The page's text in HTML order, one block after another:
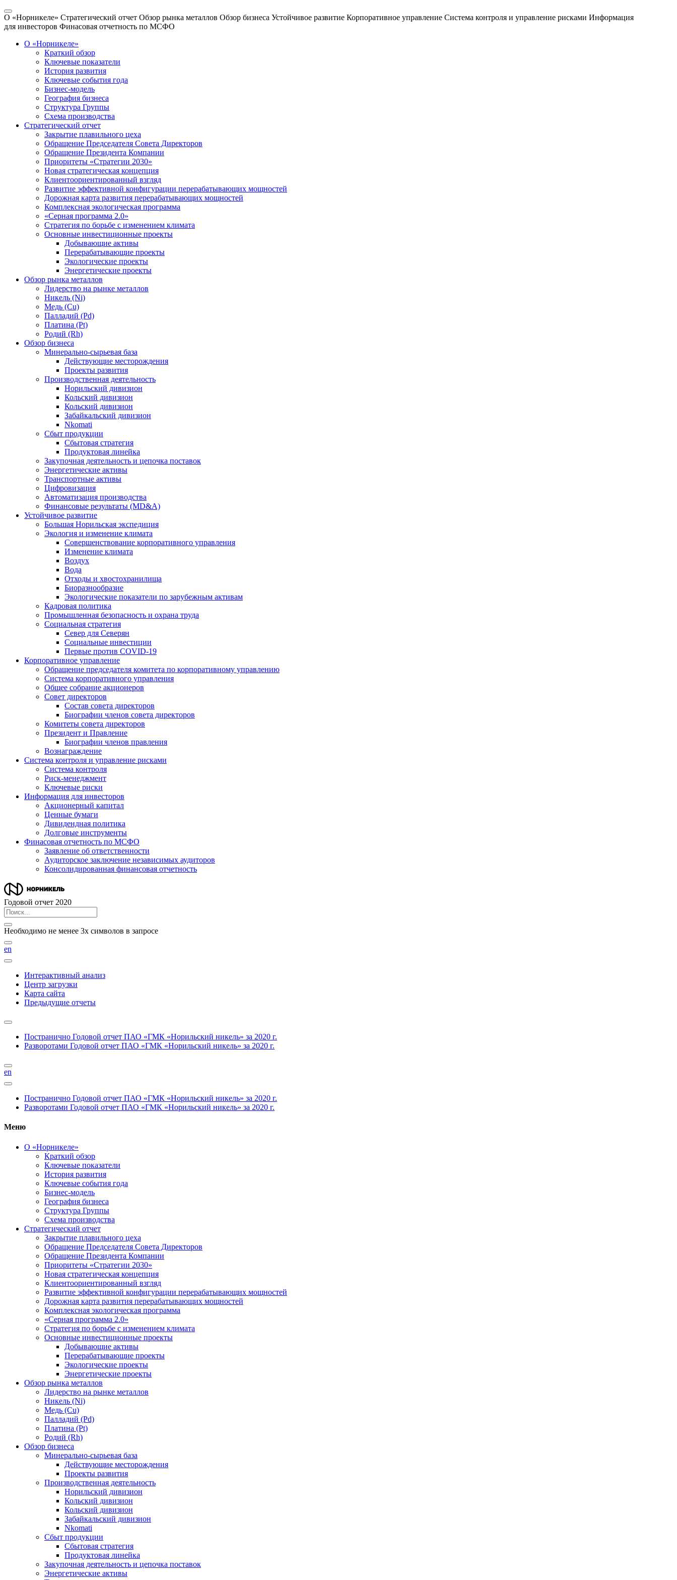
О «Норникеле» Стратегический отчет Обзор рынка металлов Обзор бизнеса Устойчивое развитие Корпоративное управление Система контроля и управление рисками Информация
для инвесторов Финасовая отчетность по МСФО
О «Норникеле»
Краткий обзор
Ключевые показатели
История развития
Ключевые события года
Бизнес-модель
География бизнеса
Структура Группы
Схема производства
Стратегический отчет
Закрытие плавильного цеха
Обращение Председателя Совета Директоров
Обращение Президента Компании
Приоритеты «Стратегии 2030»
Новая стратегическая концепция
Клиентоориентированный взгляд
Развитие эффективной конфигурации перерабатывающих мощностей
Дорожная карта развития перерабатывающих мощностей
Комплексная экологическая программа
«Серная программа 2.0»
Стратегия по борьбе с изменением климата
Основные инвестиционные проекты
Добывающие активы
Перерабатывающие проекты
Экологические проекты
Энергетические проекты
Обзор рынка металлов
Лидерство на рынке металлов
Никель (Ni)
Медь (Cu)
Палладий (Pd)
Платина (Pt)
Родий (Rh)
Обзор бизнеса
Минерально-сырьевая база
Действующие месторождения
Проекты развития
Производственная деятельность
Норильский дивизион
Кольский дивизион
Кольский дивизион
Забайкальский дивизион
Nkomati
Сбыт продукции
Сбытовая стратегия
Продуктовая линейка
Закупочная деятельность и цепочка поставок
Энергетические активы
Транспортные активы
Цифровизация
Автоматизация производства
Финансовые результаты (MD&A)
Устойчивое развитие
Большая Норильская экспедиция
Экология и изменение климата
Совершенствование корпоративного управления
Изменение климата
Воздух
Вода
Отходы и хвостохранилища
Биоразнообразие
Экологические показатели по зарубежным активам
Кадровая политика
Промышленная безопасность и охрана труда
Социальная стратегия
Север для Северян
Социальные инвестиции
Первые против COVID‑19
Корпоративное управление
Обращение председателя комитета по корпоративному управлению
Система корпоративного управления
Общее собрание акционеров
Совет директоров
Состав совета директоров
Биографии членов совета директоров
Комитеты совета директоров
Президент и Правление
Биографии членов правления
Вознаграждение
Система контроля и управление рисками
Система контроля
Риск-менеджмент
Ключевые риски
Информация для инвесторов
Акционерный капитал
Ценные бумаги
Дивидендная политика
Долговые инструменты
Финасовая отчетность по МСФО
Заявление об ответственности
Аудиторское заключение независимых аудиторов
Консолидированная финансовая отчетность
Годовой отчет 2020
Необходимо не менее 3х символов в запросе
en
Интерактивный анализ
Центр загрузки
Карта сайта
Предыдущие отчеты
Постранично Годовой отчет ПАО «ГМК «Норильский никель» за 2020 г.
Разворотами Годовой отчет ПАО «ГМК «Норильский никель» за 2020 г.
en
Постранично Годовой отчет ПАО «ГМК «Норильский никель» за 2020 г.
Разворотами Годовой отчет ПАО «ГМК «Норильский никель» за 2020 г.
Меню
О «Норникеле»
Краткий обзор
Ключевые показатели
История развития
Ключевые события года
Бизнес-модель
География бизнеса
Структура Группы
Схема производства
Стратегический отчет
Закрытие плавильного цеха
Обращение Председателя Совета Директоров
Обращение Президента Компании
Приоритеты «Стратегии 2030»
Новая стратегическая концепция
Клиентоориентированный взгляд
Развитие эффективной конфигурации перерабатывающих мощностей
Дорожная карта развития перерабатывающих мощностей
Комплексная экологическая программа
«Серная программа 2.0»
Стратегия по борьбе с изменением климата
Основные инвестиционные проекты
Добывающие активы
Перерабатывающие проекты
Экологические проекты
Энергетические проекты
Обзор рынка металлов
Лидерство на рынке металлов
Никель (Ni)
Медь (Cu)
Палладий (Pd)
Платина (Pt)
Родий (Rh)
Обзор бизнеса
Минерально-сырьевая база
Действующие месторождения
Проекты развития
Производственная деятельность
Норильский дивизион
Кольский дивизион
Кольский дивизион
Забайкальский дивизион
Nkomati
Сбыт продукции
Сбытовая стратегия
Продуктовая линейка
Закупочная деятельность и цепочка поставок
Энергетические активы